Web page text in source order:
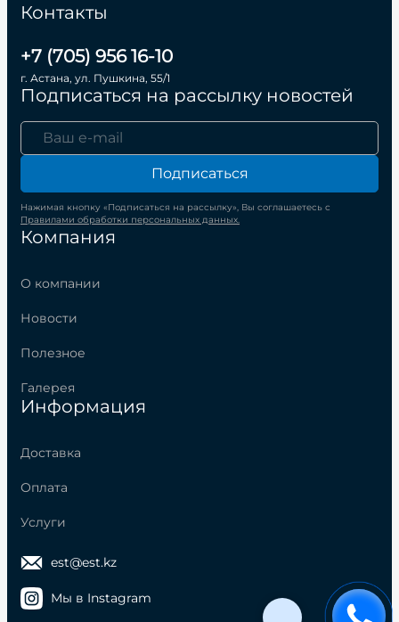
Компания
О компании
Новости
Полезное
Галерея
Информация
Доставка
Оплата
Услуги
Контакты
+7 (705) 956 16-10
г. Астана, ул. Пушкина, 55/1
Подписаться на рассылку новостей
Подписаться
Нажимая кнопку «Подписаться на рассылку», Вы соглашаетесь с
Правилами обработки персональных данных.
est@est.kz
Мы в Instagram